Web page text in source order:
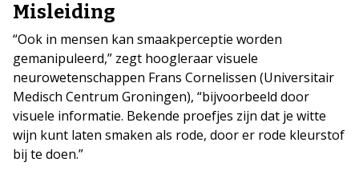
Misleiding
“Ook in mensen kan smaakperceptie worden
gemanipuleerd,” zegt hoogleraar visuele
neurowetenschappen Frans Cornelissen (Universitair
Medisch Centrum Groningen), “bijvoorbeeld door
visuele informatie. Bekende proefjes zijn dat je witte
wijn kunt laten smaken als rode, door er rode kleurstof
bij te doen.”